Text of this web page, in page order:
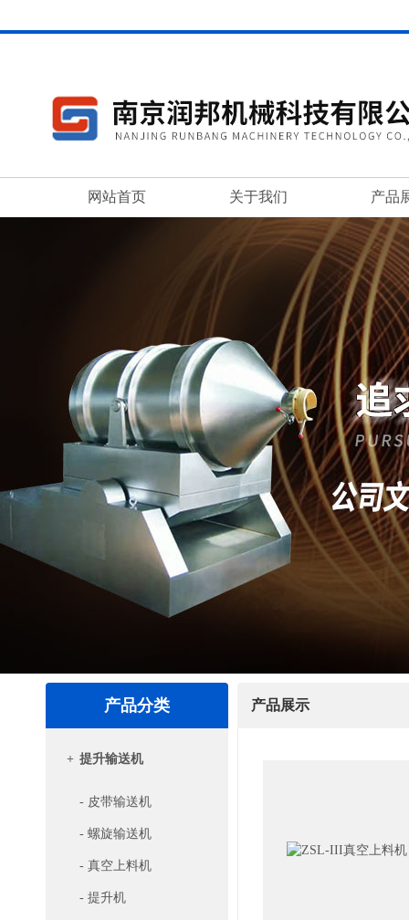
网站首页 关于我们 产品
产品分类
+ 提升输送机
- 皮带输送机
- 螺旋输送机
- 真空上料机
- 提升机
产品展示